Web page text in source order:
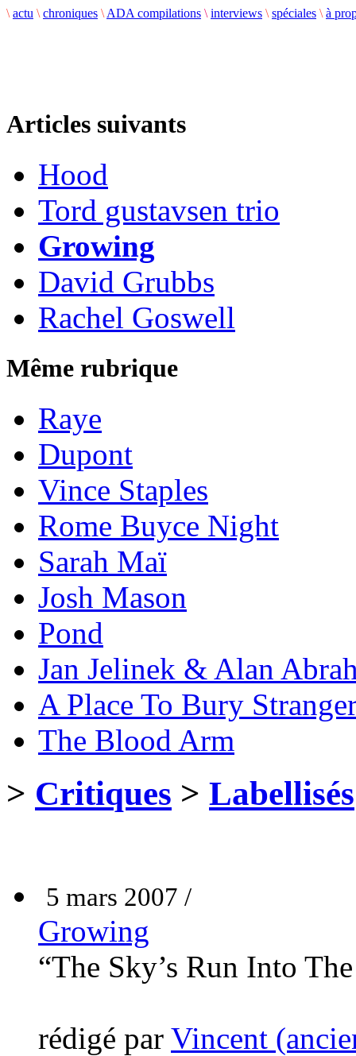
\ actu \ chroniques \ ADA compilations \ interviews \ spéciales \ à
Articles suivants
Hood
Tord gustavsen trio
Growing
David Grubbs
Rachel Goswell
Même rubrique
Raye
Dupont
Vince Staples
Rome Buyce Night
Sarah Maï
Josh Mason
Pond
Jan Jelinek & Alan
A Place To Bury
The Blood Arm
> Critiques > Labellisés
5 mars 2007 /
Growing
“The Sky’s Run Into
rédigé par Vincent